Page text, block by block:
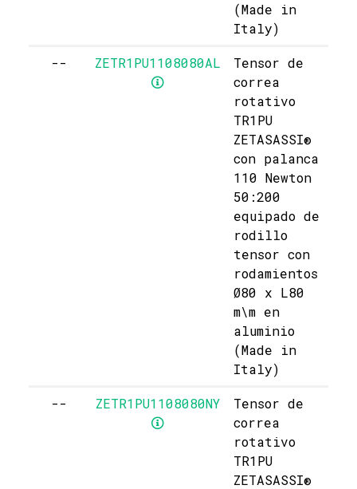
(Made in
Italy)
-- ZETR1PU1108080AL
Tensor de
correa
rotativo
TR1PU
ZETASASSI®
con palanca
110 Newton
50:200
equipado de
rodillo
tensor con
rodamientos
Ø80 x L80
m\m en
aluminio
(Made in
Italy)
-- ZETR1PU1108080NY
Tensor de
correa
rotativo
TR1PU
ZETASASSI®